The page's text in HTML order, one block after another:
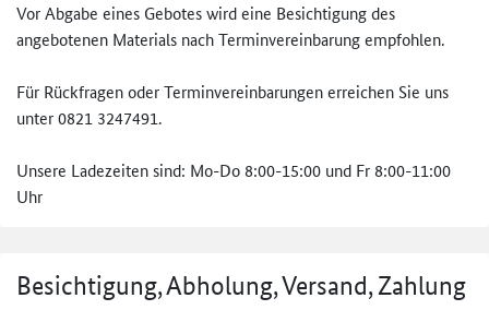
Vor Abgabe eines Gebotes wird eine Besichtigung des
angebotenen Materials nach Terminvereinbarung empfohlen.
Für Rückfragen oder Terminvereinbarungen erreichen Sie uns
unter 0821 3247491.
Unsere Ladezeiten sind: Mo-Do 8:00-15:00 und Fr 8:00-11:00
Uhr
Besichtigung, Abholung, Versand, Zahlung